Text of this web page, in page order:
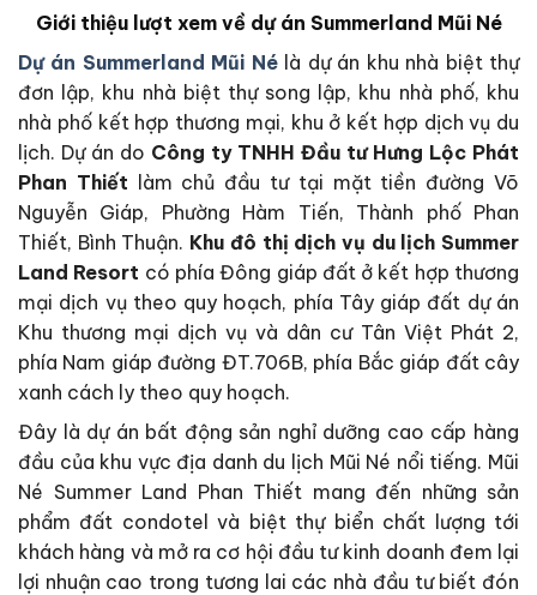
Giới thiệu lượt xem về dự án Summerland Mũi Né
Dự án Summerland Mũi Né là dự án khu nhà biệt thự
đơn lập, khu nhà biệt thự song lập, khu nhà phố, khu
nhà phố kết hợp thương mại, khu ở kết hợp dịch vụ du
lịch. Dự án do Công ty TNHH Đầu tư Hưng Lộc Phát
Phan Thiết làm chủ đầu tư tại mặt tiền đường Võ
Nguyễn Giáp, Phường Hàm Tiến, Thành phố Phan
Thiết, Bình Thuận. Khu đô thị dịch vụ du lịch Summer
Land Resort có phía Đông giáp đất ở kết hợp thương
mại dịch vụ theo quy hoạch, phía Tây giáp đất dự án
Khu thương mại dịch vụ và dân cư Tân Việt Phát 2,
phía Nam giáp đường ĐT.706B, phía Bắc giáp đất cây
xanh cách ly theo quy hoạch.
Đây là dự án bất động sản nghỉ dưỡng cao cấp hàng
đầu của khu vực địa danh du lịch Mũi Né nổi tiếng. Mũi
Né Summer Land Phan Thiết mang đến những sản
phẩm đất condotel và biệt thự biển chất lượng tới
khách hàng và mở ra cơ hội đầu tư kinh doanh đem lại
lợi nhuận cao trong tương lai các nhà đầu tư biết đón